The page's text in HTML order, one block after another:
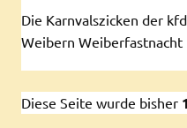
Die Karnvalszicken der
Weibern Weiberfastnacht
Diese Seite wurde bisher